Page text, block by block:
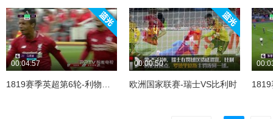
00:04:57 00:00:50
欧洲国家联赛-瑞士VS比利时